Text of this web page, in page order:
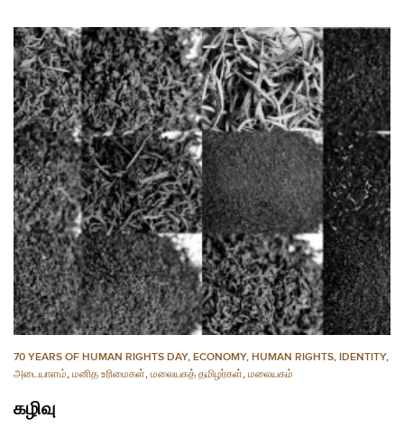
70 YEARS OF HUMAN RIGHTS DAY, ECONOMY, HUMAN RIGHTS, IDENTITY,
அடையாளம், மனித உரிமைகள், மலையகத் தமிழர்கள், மலையகம்
கழிவு